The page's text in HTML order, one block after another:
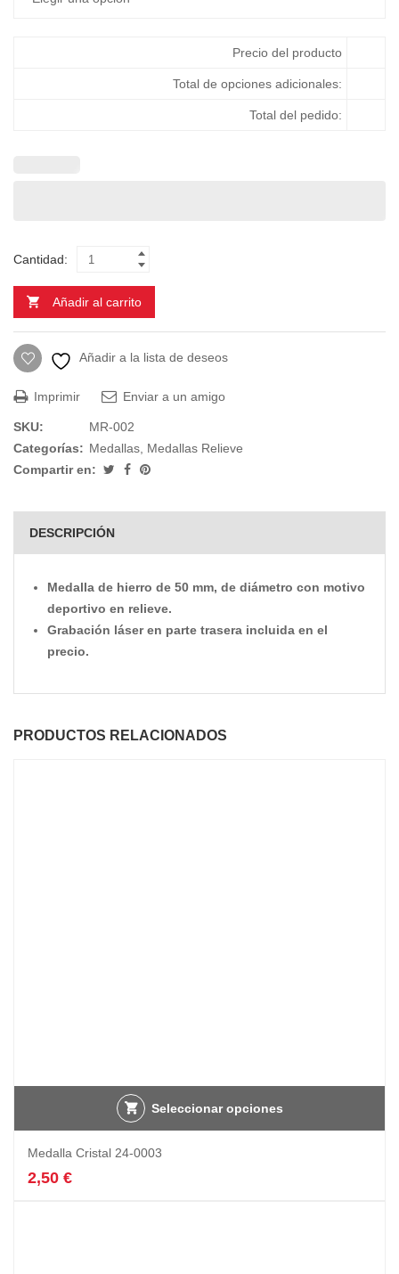
Precio del producto
Total de opciones adicionales:
Total del pedido:
Cantidad:
Añadir al carrito
Añadir a la lista de deseos
Imprimir Enviar a un amigo
SKU:
MR-002
Categorías: Medallas, Medallas Relieve
Compartir en:
DESCRIPCIÓN
Medalla de hierro de 50 mm, de diámetro con motivo
deportivo en relieve.
Grabación láser en parte trasera incluida en el
precio.
PRODUCTOS RELACIONADOS
Seleccionar opciones
Medalla Cristal 24-0003
2,50 €